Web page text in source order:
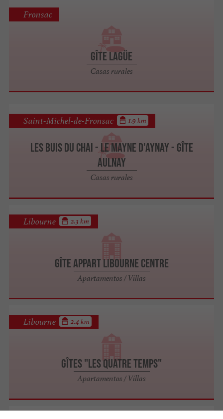
Gîte Lagüe
Casas rurales
Fronsac
Les Buis du Chai - Le Mayne d'Aynay - Gîte
Aulnay
Casas rurales
Saint-Michel-de-Fronsac 1.9 km
Gîte Appart Libourne centre
Apartamentos / Villas
Libourne 2.3 km
Gîtes "Les Quatre temps"
Apartamentos / Villas
Libourne 2.4 km